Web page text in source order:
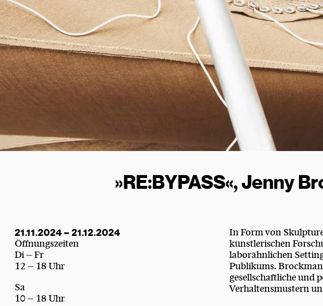
»RE:BYPASS«, Jenny
21.11.2024 – 21.12.2024
Öffnungszeiten
Di – Fr
12 – 18 Uhr
Sa
10 – 18 Uhr
In Form von
künstlerischen
laborähnlichen
Publikums.
gesellschaftliche und
Verhaltensmustern